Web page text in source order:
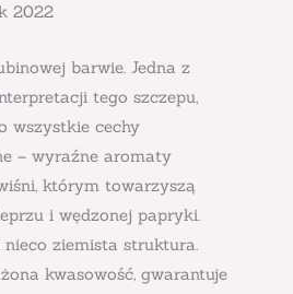
2022
barwie. Jedna z
tego szczepu,
wszystkie cechy
– wyraźne aromaty
którym towarzyszą
i wędzonej papryki.
ziemista struktura.
kwasowość, gwarantuje